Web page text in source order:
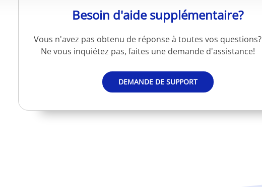
Besoin d'aide supplémentaire?
Vous n'avez pas obtenu de réponse à toutes vos questions?
Ne vous inquiétez pas, faites une demande d'assistance!
DEMANDE DE SUPPORT